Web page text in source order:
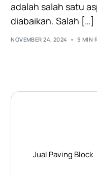
adalah salah satu
diabaikan. Salah […]
NOVEMBER 24, 2024 9 MIN
Jual Paving Block